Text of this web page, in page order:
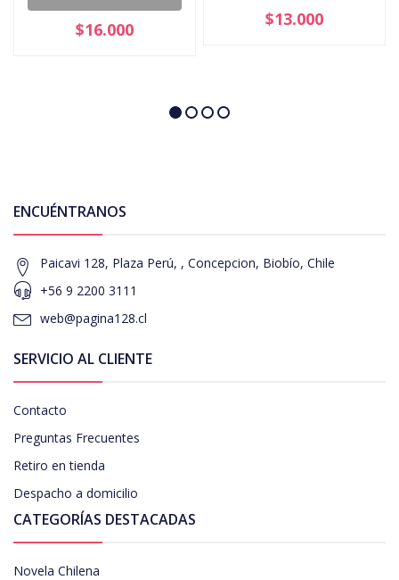
$16.000 $13.000
ENCUÉNTRANOS
Paicavi 128, Plaza Perú, , Concepcion, Biobío, Chile
+56 9 2200 3111
web@pagina128.cl
SERVICIO AL CLIENTE
Contacto
Preguntas Frecuentes
Retiro en tienda
Despacho a domicilio
CATEGORÍAS DESTACADAS
Novela Chilena